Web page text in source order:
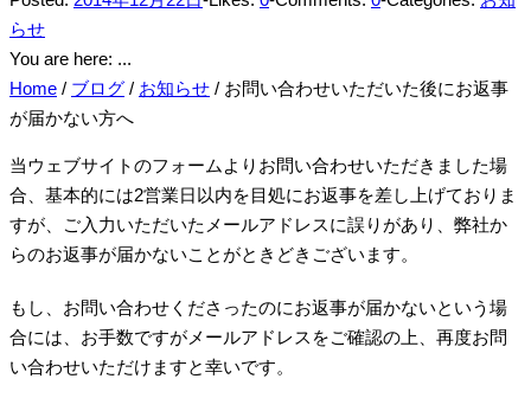
らせ
You are here: ...
Home / ブログ / お知らせ / お問い合わせいただいた後にお返事
が届かない方へ
当ウェブサイトのフォームよりお問い合わせいただきました場
合、基本的には2営業日以内を目処にお返事を差し上げておりま
すが、ご入力いただいたメールアドレスに誤りがあり、弊社か
らのお返事が届かないことがときどきございます。
もし、お問い合わせくださったのにお返事が届かないという場
合には、お手数ですがメールアドレスをご確認の上、再度お問
い合わせいただけますと幸いです。